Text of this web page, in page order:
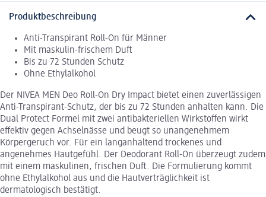
Produktbeschreibung
Anti-Transpirant Roll-On für Männer
Mit maskulin-frischem Duft
Bis zu 72 Stunden Schutz
Ohne Ethylalkohol
Der NIVEA MEN Deo Roll-On Dry Impact bietet einen zuverlässigen
Anti-Transpirant-Schutz, der bis zu 72 Stunden anhalten kann. Die
Dual Protect Formel mit zwei antibakteriellen Wirkstoffen wirkt
effektiv gegen Achselnässe und beugt so unangenehmem
Körpergeruch vor. Für ein langanhaltend trockenes und
angenehmes Hautgefühl. Der Deodorant Roll-On überzeugt zudem
mit einem maskulinen, frischen Duft. Die Formulierung kommt
ohne Ethylalkohol aus und die Hautverträglichkeit ist
dermatologisch bestätigt.